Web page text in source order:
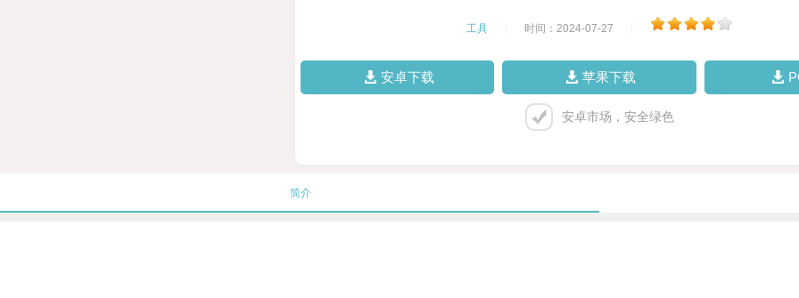
工具 时间：2024-07-27
安卓下载 苹果下载
安卓市场，安全绿色
简介